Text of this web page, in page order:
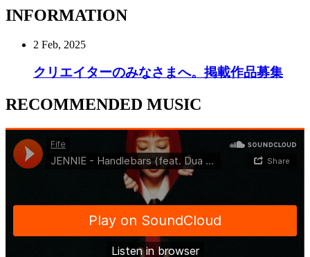
INFORMATION
2 Feb, 2025
クリエイターのみなさまへ。掲載作品募集
RECOMMENDED MUSIC